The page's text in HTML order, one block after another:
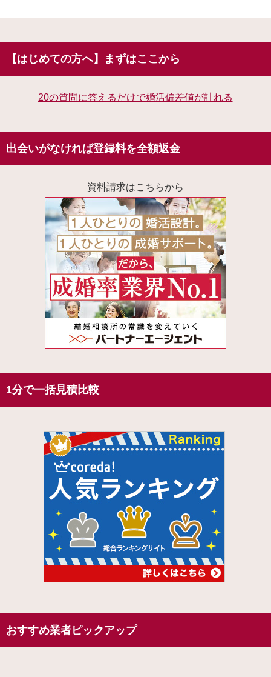
【はじめての方へ】まずはここから
20の質問に答えるだけで婚活偏差値が計れる
出会いがなければ登録料を全額返金
資料請求はこちらから
1分で一括見積比較
おすすめ業者ピックアップ